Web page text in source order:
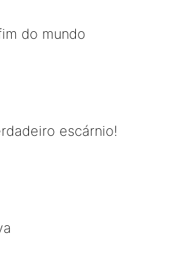
do mundo
escárnio!